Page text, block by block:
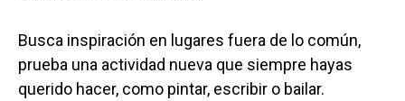
Busca inspiración en lugares fuera de lo común,
prueba una actividad nueva que siempre hayas
querido hacer, como pintar, escribir o bailar.